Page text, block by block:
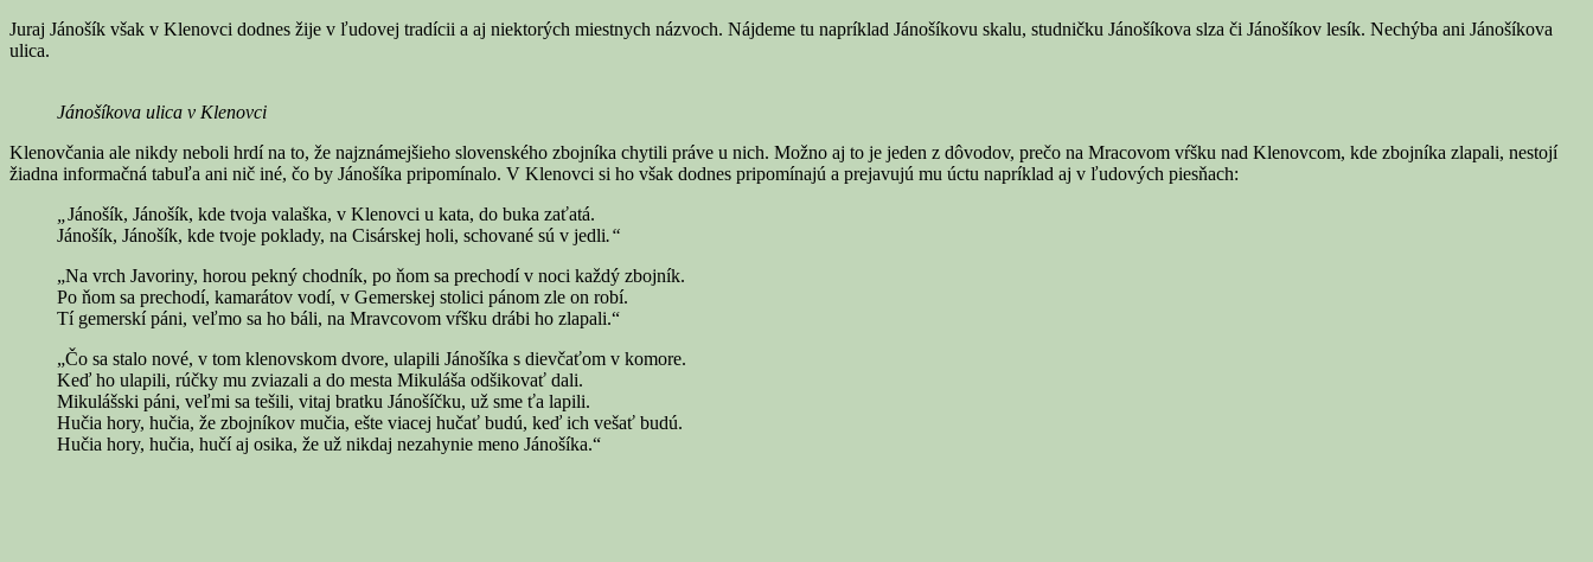
Juraj Jánošík však v Klenovci dodnes žije v ľudovej tradícii a aj niektorých miestnych názvoch. Nájdeme tu napríklad Jánošíkovu skalu, studničku Jánošíkova slza či Jánošíkov lesík. Nechýba ani Jánošíkova
ulica.
Jánošíkova ulica v Klenovci
Klenovčania ale nikdy neboli hrdí na to, že najznámejšieho slovenského zbojníka chytili práve u nich. Možno aj to je jeden z dôvodov, prečo na Mracovom vŕšku nad Klenovcom, kde zbojníka zlapali, nestojí
žiadna informačná tabuľa ani nič iné, čo by Jánošíka pripomínalo. V Klenovci si ho však dodnes pripomínajú a prejavujú mu úctu napríklad aj v ľudových piesňach:
Jánošík, Jánošík, kde tvoja valaška, v Klenovci u kata, do buka zaťatá.
Jánošík, Jánošík, kde tvoje poklady, na Cisárskej holi, schované sú v jedli.“
„Na vrch Javoriny, horou pekný chodník, po ňom sa prechodí v noci každý zbojník.
Po ňom sa prechodí, kamarátov vodí, v Gemerskej stolici pánom zle on robí.
Tí gemerskí páni, veľmo sa ho báli, na Mravcovom vŕšku drábi ho zlapali.“
„Čo sa stalo nové, v tom klenovskom dvore, ulapili Jánošíka s dievčaťom v komore.
Keď ho ulapili, rúčky mu zviazali a do mesta Mikuláša odšikovať dali.
Mikulášski páni, veľmi sa tešili, vitaj bratku Jánošíčku, už sme ťa lapili.
Hučia hory, hučia, že zbojníkov mučia, ešte viacej hučať budú, keď ich vešať budú.
Hučia hory, hučia, hučí aj osika, že už nikdaj nezahynie meno Jánošíka.“